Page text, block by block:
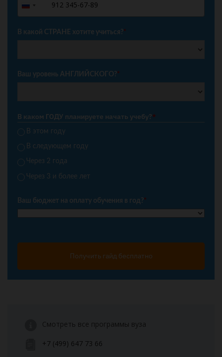
Russia
+7
В какой СТРАНЕ хотите учиться?*
Ваш уровень АНГЛИЙСКОГО?*
В каком ГОДУ планируете начать учебу?*
В этом году
В следующем году
Через 2 года
Через 3 и более лет
Ваш бюджет на оплату обучения в год?*
Получить гайд бесплатно
Смотреть все программы вуза
+7 (499) 647 73 66